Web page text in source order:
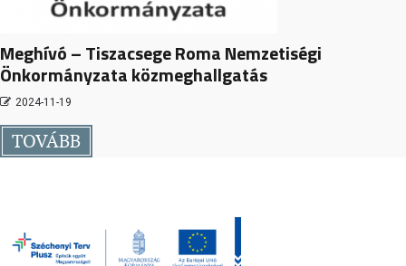
Meghívó – Tiszacsege Roma Nemzetiségi
Önkormányzata közmeghallgatás
2024-11-19
TOVÁBB